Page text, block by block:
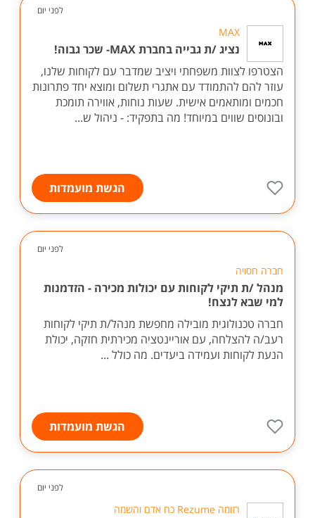
לפני יום
MAX
נציג /ת גבייה בחברת MAX- שכר גבוה!
הצטרפו לצוות משפחתי ויציב שמדבר עם לקוחות שלנו,
עוזר להם להתמודד עם אתגרי תשלום ומוצא יחד פתרונות
חכמים ומותאמים אישית. שעות נוחות, אווירה תומכת
ובונוסים שווים במיוחד! מה בתפקיד: - ניהול ש...
הגשת מועמדות
לפני יום
חברה חסויה
מנהל /ת תיקי לקוחות עם יכולות מכירה - הזדמנות
למי שבא לנצח!
חברה טכנולוגית מובילה מחפשת מנהל/ת תיקי לקוחות
רעב/ה להצלחה, עם אוריינטציה מכירתית חזקה, יכולת
הנעת לקוחות ועמידה ביעדים. מה כולל ...
הגשת מועמדות
לפני יום
רזומה Rezume כח אדם והשמה